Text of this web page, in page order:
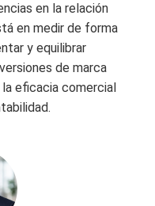
en la relación
en medir de forma
y equilibrar
de marca
eficacia comercial